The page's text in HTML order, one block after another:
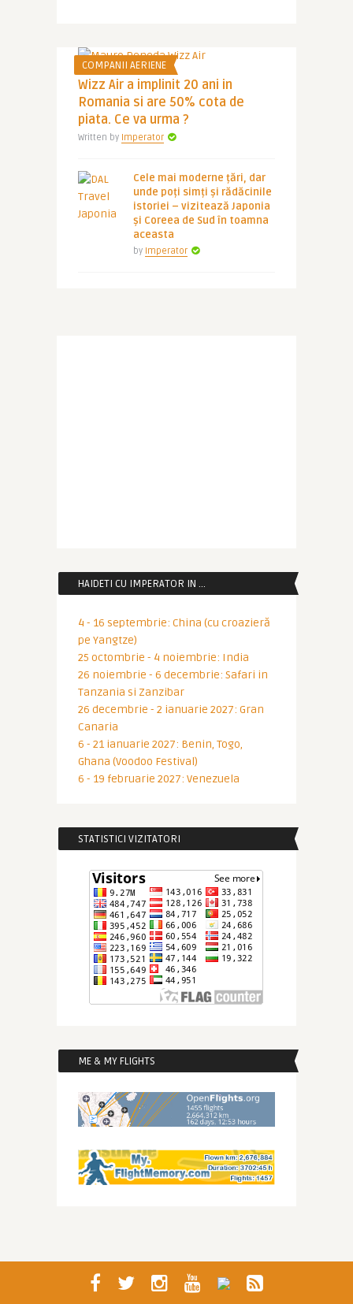
COMPANII AERIENE
Wizz Air a implinit 20 ani in
Romania si are 50% cota de
piata. Ce va urma ?
Written by Imperator
Cele mai moderne țări, dar
unde poți simți și rădăcinile
istoriei – vizitează Japonia
și Coreea de Sud în toamna
aceasta
by Imperator
HAIDETI CU IMPERATOR IN …
4 - 16 septembrie: China (cu croazieră
pe Yangtze)
25 octombrie - 4 noiembrie: India
26 noiembrie - 6 decembrie: Safari in
Tanzania si Zanzibar
26 decembrie - 2 ianuarie 2027: Gran
Canaria
6 - 21 ianuarie 2027: Benin, Togo,
Ghana (Voodoo Festival)
6 - 19 februarie 2027: Venezuela
STATISTICI VIZITATORI
ME & MY FLIGHTS